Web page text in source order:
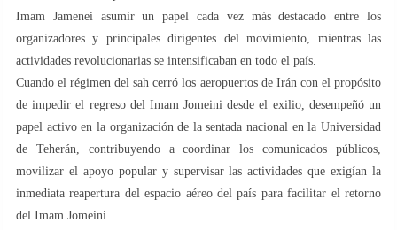
Imam Jamenei asumir un papel cada vez más destacado entre los
organizadores y principales dirigentes del movimiento, mientras las
actividades revolucionarias se intensificaban en todo el país.
Cuando el régimen del sah cerró los aeropuertos de Irán con el propósito
de impedir el regreso del Imam Jomeini desde el exilio, desempeñó un
papel activo en la organización de la sentada nacional en la Universidad
de Teherán, contribuyendo a coordinar los comunicados públicos,
movilizar el apoyo popular y supervisar las actividades que exigían la
inmediata reapertura del espacio aéreo del país para facilitar el retorno
del Imam Jomeini.